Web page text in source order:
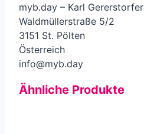
myb.day – Karl Gererstorfer
Waldmüllerstraße 5/2
3151 St. Pölten
Österreich
info@myb.day
Ähnliche Produkte